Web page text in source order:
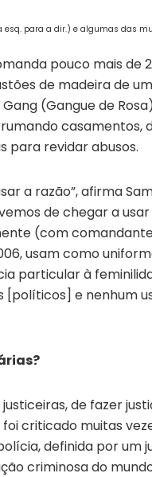
para a dir.) e algumas das
pouco mais
de madeira de
(Gangue de
casamentos,
para revidar abusos.
a razão”, afirma
de chegar a
(com
usam como
particular à
e nenhum
de fazer
criticado muitas
definida por um
criminosa do